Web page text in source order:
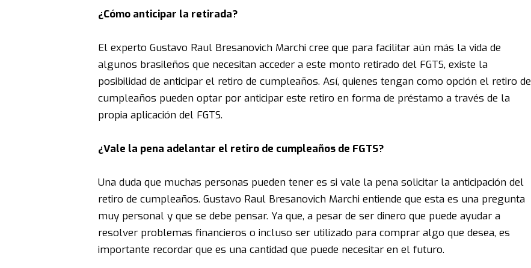
¿Cómo anticipar la retirada?
El experto Gustavo Raul Bresanovich Marchi cree que para facilitar aún más la vida de
algunos brasileños que necesitan acceder a este monto retirado del FGTS, existe la
posibilidad de anticipar el retiro de cumpleaños. Así, quienes tengan como opción el retiro de
cumpleaños pueden optar por anticipar este retiro en forma de préstamo a través de la
propia aplicación del FGTS.
¿Vale la pena adelantar el retiro de cumpleaños de FGTS?
Una duda que muchas personas pueden tener es si vale la pena solicitar la anticipación del
retiro de cumpleaños. Gustavo Raul Bresanovich Marchi entiende que esta es una pregunta
muy personal y que se debe pensar. Ya que, a pesar de ser dinero que puede ayudar a
resolver problemas financieros o incluso ser utilizado para comprar algo que desea, es
importante recordar que es una cantidad que puede necesitar en el futuro.